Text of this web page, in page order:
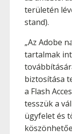
területén
stand).
„Az Adobe
tartalmak
biztosítása
a Flash
tesszük a
ügyfelet és